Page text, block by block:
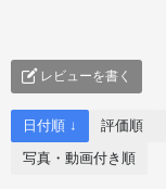
レビューを書く
日付順 ↓ 評価順
写真・動画付き順